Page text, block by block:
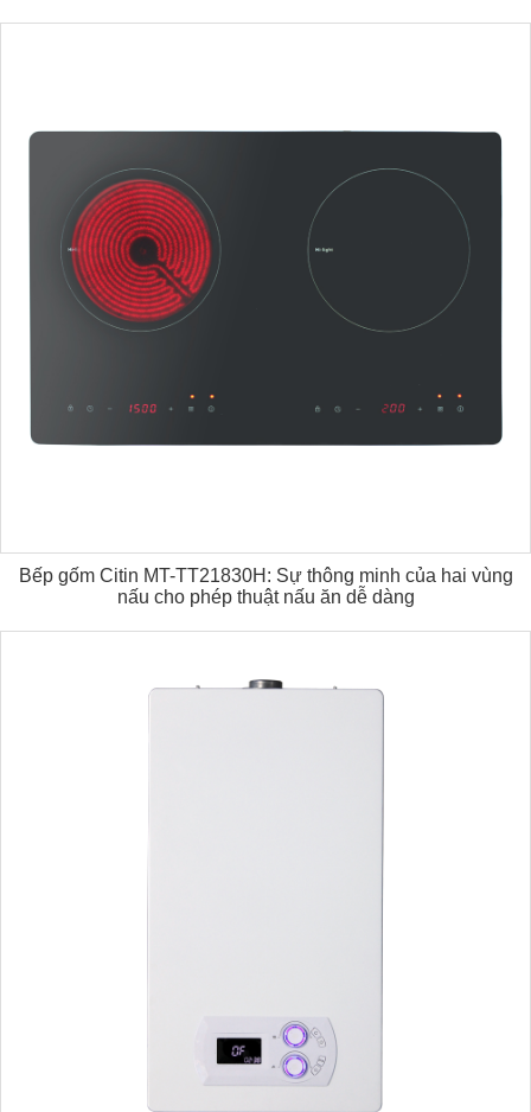
Bếp gốm Citin MT-TT21830H: Sự thông minh của hai vùng
nấu cho phép thuật nấu ăn dễ dàng